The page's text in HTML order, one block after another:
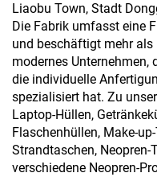
Liaobu Town, Stadt
Die Fabrik umfasst eine
und beschäftigt mehr als
modernes Unternehmen,
die individuelle
spezialisiert hat. Zu
Laptop-Hüllen,
Flaschenhüllen, Make-
Strandtaschen,
verschiedene Neopren-